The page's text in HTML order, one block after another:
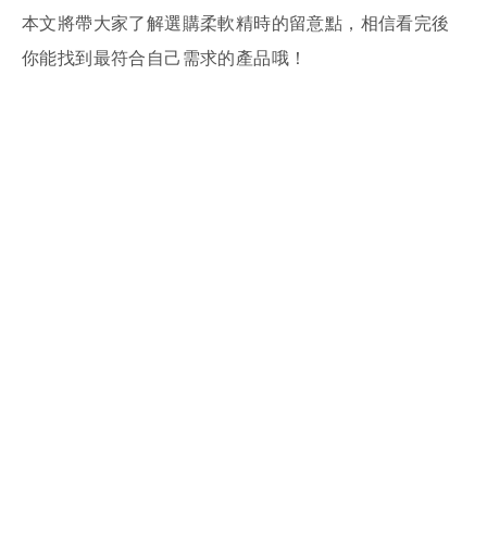
本文將帶大家了解選購柔軟精時的留意點，相信看完後
你能找到最符合自己需求的產品哦！